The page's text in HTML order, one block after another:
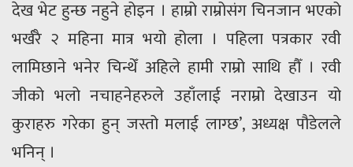
देख भेट हुन्छ नहुने होइन । हाम्रो राम्रोसंग चिनजान भएको
भर्खरै २ महिना मात्र भयो होला । पहिला पत्रकार रवी
लामिछाने भनेर चिन्थेँ अहिले हामी राम्रो साथि हौँ । रवी
जीको भलो नचाहनेहरुले उहाँलाई नराम्रो देखाउन यो
कुराहरु गरेका हुन् जस्तो मलाई लाग्छ’, अध्यक्ष पौडेलले
भनिन् ।